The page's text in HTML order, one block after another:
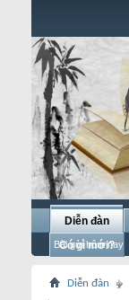
Diễn đàn
Bài gửi hôm nay
Có gì mới?
Diễn đàn